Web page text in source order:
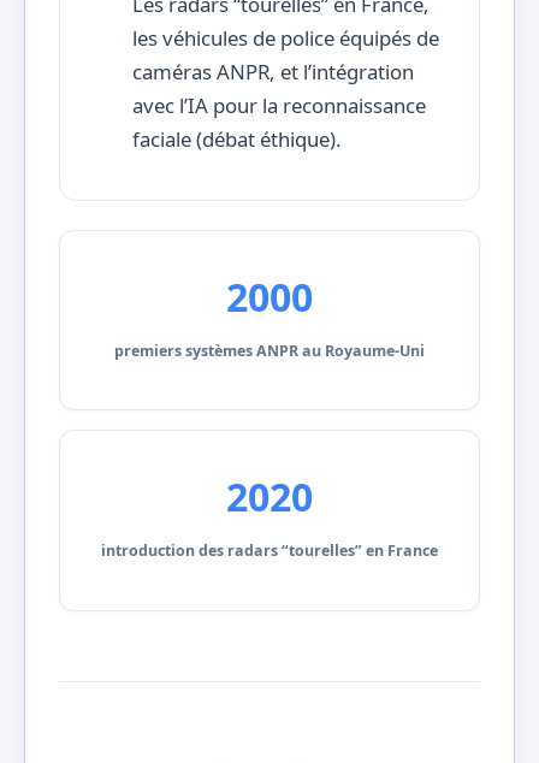
les véhicules de police équipés de
caméras ANPR, et l’intégration
avec l’IA pour la reconnaissance
faciale (débat éthique).
2000
premiers systèmes ANPR au Royaume-Uni
2020
introduction des radars “tourelles” en France